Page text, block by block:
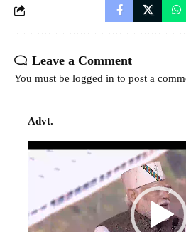
Leave a Comment
You must be logged in to post a
Advt.
Video